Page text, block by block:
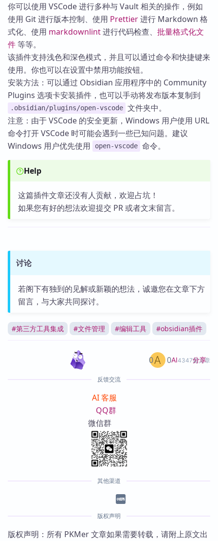
你可以使用 VSCode 进行多种与 Vault 相关的操作，例如
使用 Git 进行版本控制、使用 Prettier进行 Markdown 格
式化、使用 markdownlint进行代码检查、 批量格式化文
件等等。
该插件支持浅色和深色模式，并且可以通过命令和快捷键来
使用。你也可以在设置中禁用功能按钮。
安装方法：可以通过 Obsidian 应用程序中的 Community
Plugins 选项卡安装插件，也可以手动将发布版本复制到
.obsidian/plugins/open-vscode 文件夹中。
注意：由于 VSCode 的安全更新，Windows 用户使用 URL
命令打开 VSCode 时可能会遇到一些已知问题。建议
Windows 用户优先使用
open-vscode 命令。
Help
这篇插件文章还没有人贡献，欢迎占坑！
如果您有好的想法欢迎提交 PR 或者文末留言。
讨论
若阁下有独到的见解或新颖的想法，诚邀您在文章下方
留言，与大家共同探讨。
#第三方工具集成 #文件管理 #编辑工具 #obsidian插件
AI4347篇文章
0 0 分享
反馈交流
AI 客服
QQ群
微信群
其他渠道
版权声明
版权声明：所有 PKMer 文章如果需要转载，请附上原文出